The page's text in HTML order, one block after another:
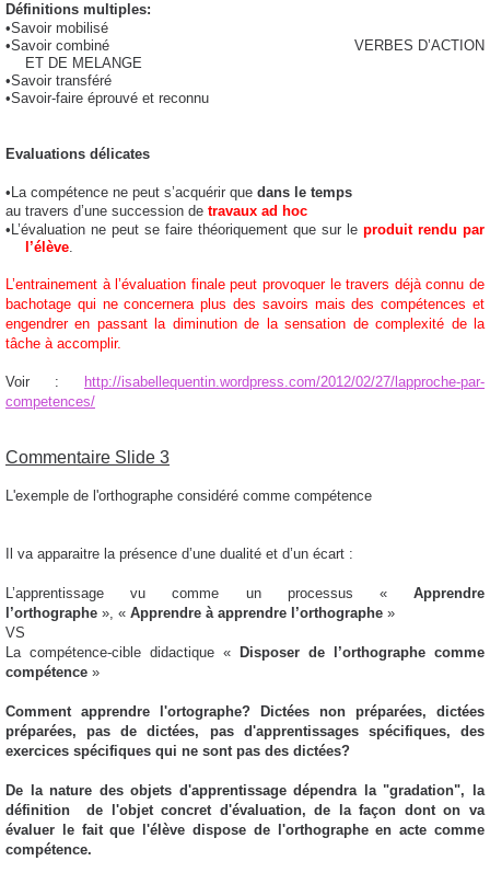
Définitions multiples:
•Savoir mobilisé
•Savoir combiné VERBES D’ACTION
ET DE MELANGE
•Savoir transféré
•Savoir-faire éprouvé et reconnu
Evaluations délicates
•La compétence ne peut s’acquérir que dans le temps
au travers d’une succession de travaux ad hoc
•L’évaluation ne peut se faire théoriquement que sur le produit rendu par
l’élève.
L’entrainement à l’évaluation finale peut provoquer le travers déjà connu de
bachotage qui ne concernera plus des savoirs mais des compétences et
engendrer en passant la diminution de la sensation de complexité de la
tâche à accomplir.
Voir :
http://isabellequentin.wordpress.com/2012/02/27/lapproche-par-
competences/
Commentaire Slide 3
L'exemple de l'orthographe considéré comme compétence
Il va apparaitre la présence d’une dualité et d’un écart :
L’apprentissage vu comme un processus « Apprendre
l’orthographe », « Apprendre à apprendre l’orthographe »
VS
La compétence-cible didactique «
Disposer de l’orthographe comme
compétence »
Comment apprendre l'ortographe? Dictées non préparées, dictées
préparées, pas de dictées, pas d'apprentissages spécifiques, des
exercices spécifiques qui ne sont pas des dictées?
De la nature des objets d'apprentissage dépendra la "gradation", la
définition de l'objet concret d'évaluation, de la façon dont on va
évaluer le fait que l'élève dispose de l'orthographe en acte comme
compétence.